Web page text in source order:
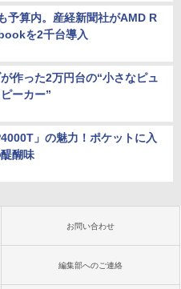
予算内。産経新聞社がAMD R
を2千台導入
作った2万円台の“小さなピュ
ーカー”
」の魅力！ポケットに入
醐味
お問い合わせ
編集部へのご連絡